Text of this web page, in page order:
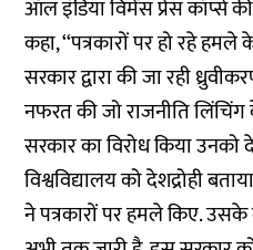
ऑल इंडिया विमेंस प्रेस कॉर्प्स
कहा, ‘‘पत्रकारों पर हो रहे
सरकार द्वारा की जा रही
नफरत की जो राजनीति
सरकार का विरोध किया उनको
विश्वविद्यालय को देशद्रोही
ने पत्रकारों पर हमले किए.